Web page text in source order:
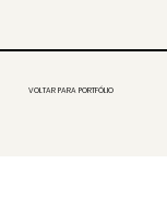
VOLTAR PARA PORTFÓLIO